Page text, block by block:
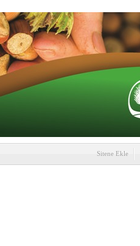
Sitene Ekle